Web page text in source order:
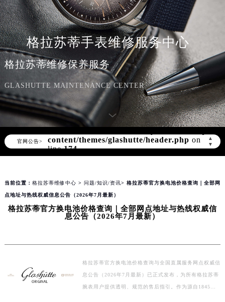
格拉苏蒂手表维修服务中心
格拉苏蒂维修保养服务
GLASHUTTE MAINTENANCE CENTER
官网公告>
▲
▼
Warning
: Invalid argument supplied for
/www/wwwroot/seo/countryt/two/
content/themes/glashutte/header.phpon
当前位置： 格拉苏蒂维修中心 > 问题/知识/资讯> 格拉苏蒂官方换电池价格查询｜全部网
点地址与热线权威信息公告（2026年7月最新）
格拉苏蒂官方换电池价格查询｜全部网点地址与热线权威信
息公告（2026年7月最新）
格拉苏蒂官方换电池价格查询与全国直属服务网点权威信
息公告（2026年7月最新）已正式发布，为所有格拉苏蒂
腕表用户提供透明、规范的售后指引。作为源自1845年